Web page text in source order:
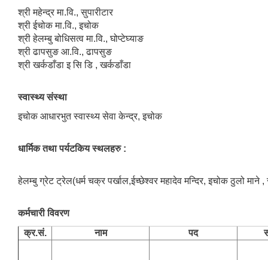
श्री महेन्द्र मा.वि., सुपारीटार
श्री ईचोक मा.वि., इचोक
श्री हेलम्बु बोधिसत्व मा.वि., घोप्टेघ्याङ
श्री ढापसुङ आ.वि., ढापसुङ
श्री खर्कडाँडा इ सि डि , खर्कडाँडा
स्वास्थ्य संस्था
इचोक आधारभुत स्वास्थ्य सेवा केन्द्र, इचोक
धार्मिक तथा पर्यटकिय स्थलहरु :
हेलम्बु ग्रेट ट्रेल(धर्म चक्र पर्खाल,ईच्छेश्वर महादेव मन्दिर, इचोक ठुलो माने
कर्मचारी विवरण
क्र.सं.
नाम पद